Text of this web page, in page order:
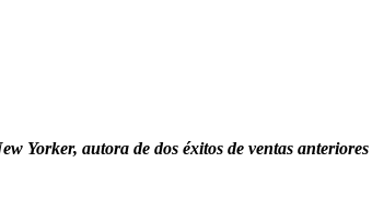
Yorker, autora de dos éxitos de ventas